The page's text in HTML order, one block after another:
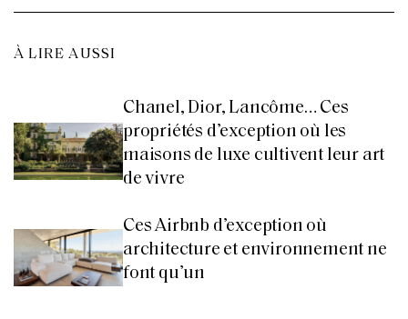
À LIRE AUSSI
Chanel, Dior, Lancôme… Ces
propriétés d’exception où les
maisons de luxe cultivent leur art
de vivre
Ces Airbnb d’exception où
architecture et environnement ne
font qu’un